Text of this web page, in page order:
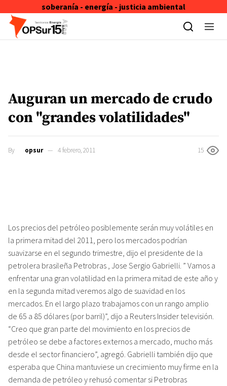
soberanía - energía - justicia ambiental
Skip to content
Auguran un mercado de crudo
con "grandes volatilidades"
By opsur 4 febrero, 2011 15
Los precios del petróleo posiblemente serán muy volátiles en
la primera mitad del 2011, pero los mercados podrían
suavizarse en el segundo trimestre, dijo el presidente de la
petrolera brasileña Petrobras , Jose Sergio Gabrielli. ” Vamos a
enfrentar una gran volatilidad en la primera mitad de este año y
en la segunda mitad veremos algo de suavidad en los
mercados. En el largo plazo trabajamos con un rango amplio
de 65 a 85 dólares (por barril)”, dijo a Reuters Insider televisión.
“Creo que gran parte del movimiento en los precios de
petróleo se debe a factores externos a mercado, mucho más
desde el sector financiero”, agregó. Gabrielli también dijo que
esperaba que China mantuviese un crecimiento muy firme en la
demanda de petróleo y rehusó comentar si Petrobras